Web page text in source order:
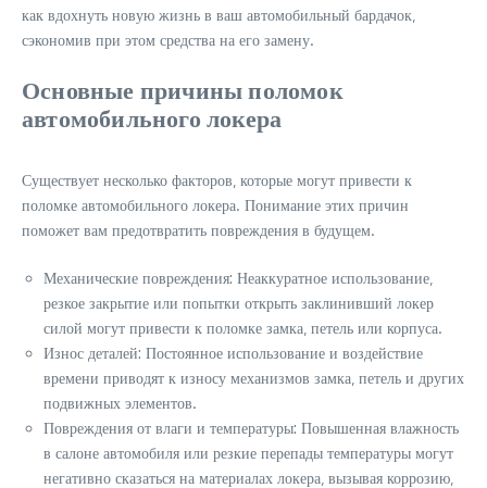
как вдохнуть новую жизнь в ваш автомобильный бардачок‚
сэкономив при этом средства на его замену.
Основные причины поломок
автомобильного локера
Существует несколько факторов‚ которые могут привести к
поломке автомобильного локера. Понимание этих причин
поможет вам предотвратить повреждения в будущем.
Механические повреждения: Неаккуратное использование‚
резкое закрытие или попытки открыть заклинивший локер
силой могут привести к поломке замка‚ петель или корпуса.
Износ деталей: Постоянное использование и воздействие
времени приводят к износу механизмов замка‚ петель и других
подвижных элементов.
Повреждения от влаги и температуры: Повышенная влажность
в салоне автомобиля или резкие перепады температуры могут
негативно сказаться на материалах локера‚ вызывая коррозию‚